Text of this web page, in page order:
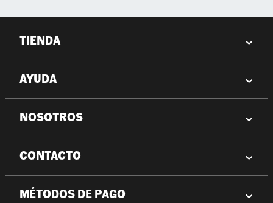
TIENDA
AYUDA
NOSOTROS
CONTACTO
MÉTODOS DE PAGO